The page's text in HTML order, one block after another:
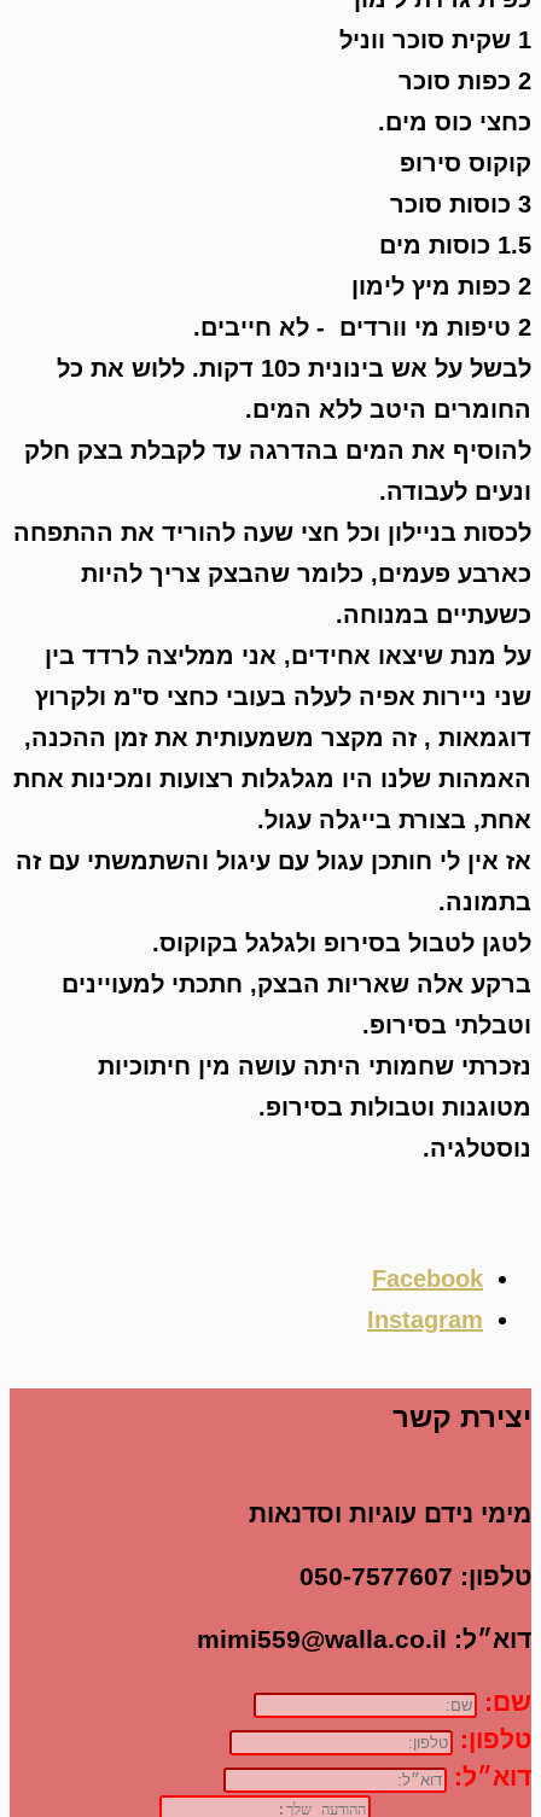
1 שקית סוכר ווניל
2 כפות סוכר
כחצי כוס מים.
קוקוס סירופ
3 כוסות סוכר
1.5 כוסות מים
2 כפות מיץ לימון
2 טיפות מי וורדים - לא חייבים.
לבשל על אש בינונית כ10 דקות.
ללוש את כל
החומרים היטב ללא המים.
להוסיף את המים בהדרגה עד לקבלת בצק חלק
ונעים לעבודה.
לכסות בניילון וכל חצי שעה להוריד את ההתפחה
כארבע פעמים, כלומר שהבצק צריך להיות
כשעתיים במנוחה.
על מנת שיצאו אחידים, אני ממליצה לרדד בין
שני ניירות אפיה לעלה בעובי כחצי ס"מ ולקרוץ
דוגמאות , זה מקצר משמעותית את זמן ההכנה,
האמהות שלנו היו מגלגלות רצועות ומכינות אחת
אחת, בצורת בייגלה עגול.
אז אין לי חותכן עגול עם עיגול והשתמשתי עם זה
בתמונה.
לטגן לטבול בסירופ ולגלגל בקוקוס.
ברקע אלה שאריות הבצק, חתכתי למעויינים
וטבלתי בסירופ.
נזכרתי שחמותי היתה עושה מין חיתוכיות
מטוגנות וטבולות בסירופ.
נוסטלגיה.
Facebook
Instagram
יצירת קשר
מימי נידם עוגיות וסדנאות
טלפון:
דוא״ל:
שם:
טלפון:
דוא״ל: